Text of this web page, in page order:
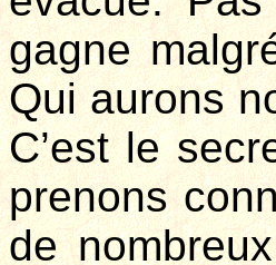
gagne
Qui aurons
C’est le
prenons
de